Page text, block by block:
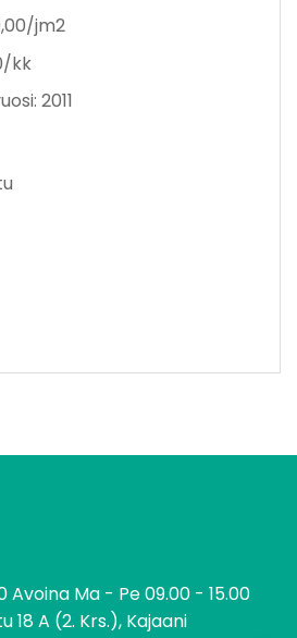
jm2
kk
2011
Avoina Ma - Pe 09.00 - 15.00
18 A (2. Krs.), Kajaani